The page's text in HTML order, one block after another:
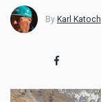
By Karl Katoch